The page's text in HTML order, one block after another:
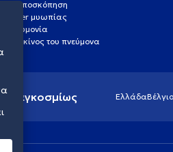
Κολποσκόπηση
Laser μυωπίας
Πνευμονία
Καρκίνος του πνεύμονα
παγκοσμίως ΕλλάδαΒέλγιο